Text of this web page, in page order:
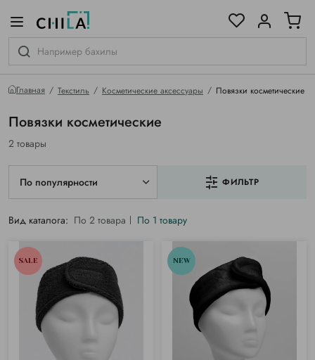
Главная Текстиль Косметические аксессуары Повязки косметические
Повязки косметические
2 товары
По популярности ФИЛЬТР
Вид каталога: По 2 товара По 1 товару
SALE NEW
гамме